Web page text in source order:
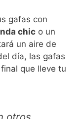
gafas con
chic o un
un aire de
día, las gafas
que lleve tu